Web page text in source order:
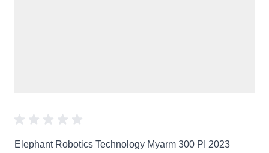
Elephant Robotics Technology Myarm 300 PI 2023